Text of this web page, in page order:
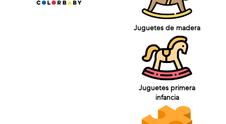
Juguetes de madera
Juguetes primera
infancia